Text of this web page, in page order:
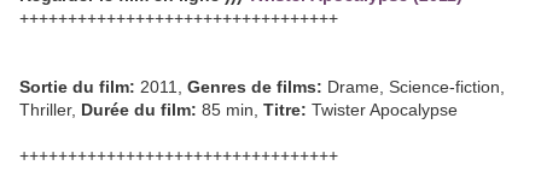
+++++++++++++++++++++++++++++++++
Sortie du film: 2011, Genres de films: Drame, Science-fiction,
Thriller, Durée du film: 85 min, Titre: Twister Apocalypse
+++++++++++++++++++++++++++++++++